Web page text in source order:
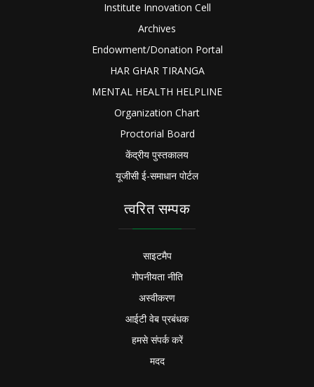
Institute Innovation Cell
Archives
Endowment/Donation Portal
HAR GHAR TIRANGA
MENTAL HEALTH HELPLINE
Organization Chart
Proctorial Board
केंद्रीय पुस्तकालय
यूजीसी ई-समाधान पोर्टल
त्वरित सम्पक
साइटमैप
गोपनीयता नीति
अस्वीकरण
आईटी वेब प्रबंधक
हमसे संपर्क करें
मदद